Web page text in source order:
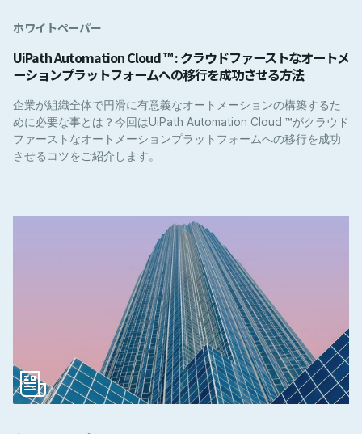
ホワイトペーパー
UiPath Automation Cloud ™ : クラウドファーストなオートメ
ーションプラットフォームへの移行を成功させる方法
企業が組織全体で円滑に有意義なオートメーションの構築するた
めに必要な事とは？今回はUiPath Automation Cloud ™がクラウド
ファーストなオートメーションプラットフォームへの移行を成功
させるコツをご紹介します。